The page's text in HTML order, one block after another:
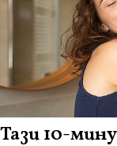
Тази 10-